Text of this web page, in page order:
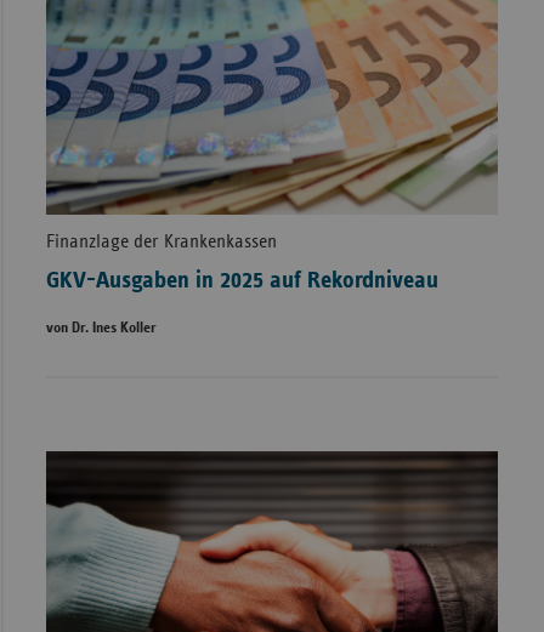
Finanzlage der Krankenkassen
GKV-Ausgaben in 2025 auf Rekordniveau
von Dr. Ines Koller